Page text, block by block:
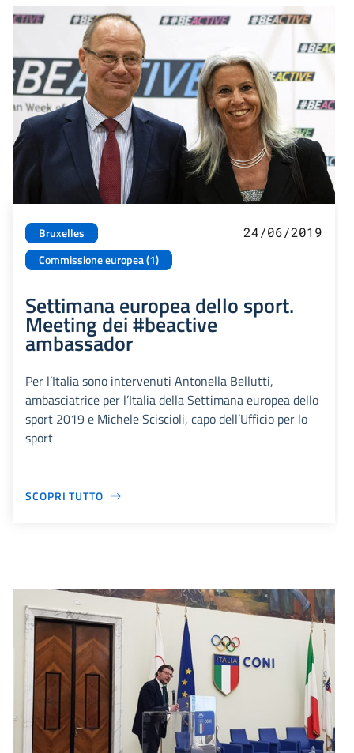
Bruxelles
Commissione europea (1)
24/06/2019
Settimana europea dello sport.
Meeting dei #beactive
ambassador
Per l’Italia sono intervenuti Antonella Bellutti,
ambasciatrice per l’Italia della Settimana europea dello
sport 2019 e Michele Sciscioli, capo dell’Ufficio per lo
sport
SCOPRI TUTTO